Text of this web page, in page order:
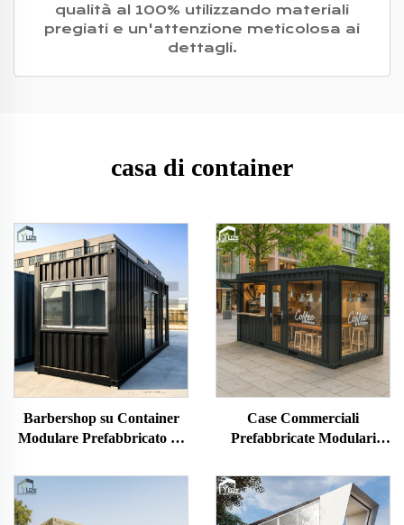
qualità al 100% utilizzando materiali
pregiati e un'attenzione meticolosa ai
dettagli.
casa di container
Barbershop su Container
Modulare Prefabbricato su
Case Commerciali
Prefabbricate Modulari
Chiosco Caffè con Tettoia